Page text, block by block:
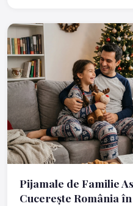
Pijamale de Familie
Cucerește România